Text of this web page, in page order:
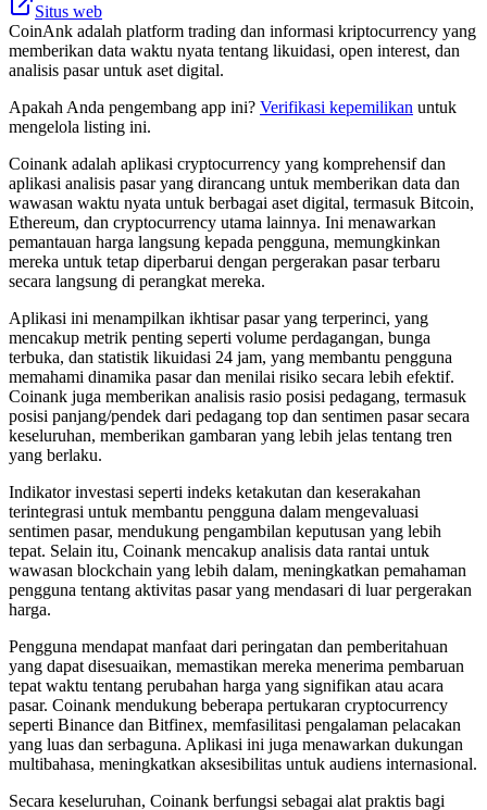
Situs web
CoinAnk adalah platform trading dan informasi kriptocurrency yang
memberikan data waktu nyata tentang likuidasi, open interest, dan
analisis pasar untuk aset digital.
Apakah Anda pengembang app ini? Verifikasi kepemilikan untuk
mengelola listing ini.
Coinank adalah aplikasi cryptocurrency yang komprehensif dan
aplikasi analisis pasar yang dirancang untuk memberikan data dan
wawasan waktu nyata untuk berbagai aset digital, termasuk Bitcoin,
Ethereum, dan cryptocurrency utama lainnya. Ini menawarkan
pemantauan harga langsung kepada pengguna, memungkinkan
mereka untuk tetap diperbarui dengan pergerakan pasar terbaru
secara langsung di perangkat mereka.
Aplikasi ini menampilkan ikhtisar pasar yang terperinci, yang
mencakup metrik penting seperti volume perdagangan, bunga
terbuka, dan statistik likuidasi 24 jam, yang membantu pengguna
memahami dinamika pasar dan menilai risiko secara lebih efektif.
Coinank juga memberikan analisis rasio posisi pedagang, termasuk
posisi panjang/pendek dari pedagang top dan sentimen pasar secara
keseluruhan, memberikan gambaran yang lebih jelas tentang tren
yang berlaku.
Indikator investasi seperti indeks ketakutan dan keserakahan
terintegrasi untuk membantu pengguna dalam mengevaluasi
sentimen pasar, mendukung pengambilan keputusan yang lebih
tepat. Selain itu, Coinank mencakup analisis data rantai untuk
wawasan blockchain yang lebih dalam, meningkatkan pemahaman
pengguna tentang aktivitas pasar yang mendasari di luar pergerakan
harga.
Pengguna mendapat manfaat dari peringatan dan pemberitahuan
yang dapat disesuaikan, memastikan mereka menerima pembaruan
tepat waktu tentang perubahan harga yang signifikan atau acara
pasar. Coinank mendukung beberapa pertukaran cryptocurrency
seperti Binance dan Bitfinex, memfasilitasi pengalaman pelacakan
yang luas dan serbaguna. Aplikasi ini juga menawarkan dukungan
multibahasa, meningkatkan aksesibilitas untuk audiens internasional.
Secara keseluruhan, Coinank berfungsi sebagai alat praktis bagi